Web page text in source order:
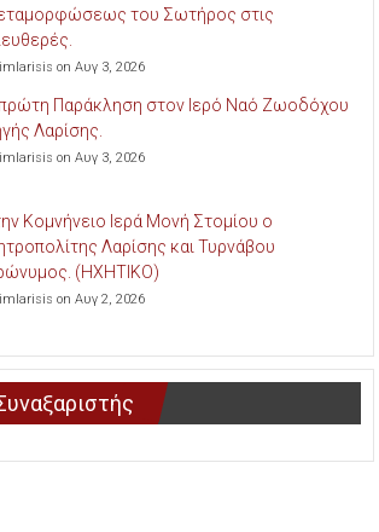
του Σωτήρος στις
imlarisis on Αυγ 3, 2026
Παράκληση στον Ιερό Ναό Ζωοδόχου
Λαρίσης.
imlarisis on Αυγ 3, 2026
Κομνήνειο Ιερά Μονή Στομίου ο
Λαρίσης και Τυρνάβου
(ΗΧΗΤΙΚΟ)
imlarisis on Αυγ 2, 2026